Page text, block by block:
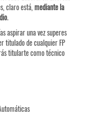
claro está,mediante la
.
aspirar una vez superes
titulado de cualquier FP
titularte como técnico